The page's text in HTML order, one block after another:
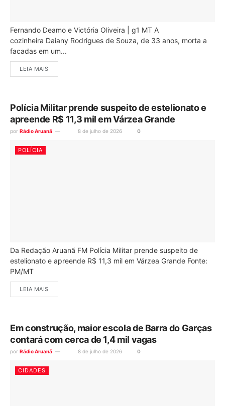
Fernando Deamo e Victória Oliveira | g1 MT A
cozinheira Daiany Rodrigues de Souza, de 33 anos, morta a
facadas em um...
LEIA MAIS
Polícia Militar prende suspeito de estelionato e
apreende R$ 11,3 mil em Várzea Grande
por Rádio Aruanã 8 de julho de 2026 0
POLÍCIA
Da Redação Aruanã FM Polícia Militar prende suspeito de
estelionato e apreende R$ 11,3 mil em Várzea Grande Fonte:
PM/MT
LEIA MAIS
Em construção, maior escola de Barra do Garças
contará com cerca de 1,4 mil vagas
por Rádio Aruanã 8 de julho de 2026 0
CIDADES